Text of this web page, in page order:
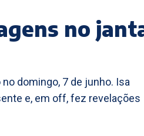
no
domingo, 7 de junho. Isa
e, em off, fez revelações